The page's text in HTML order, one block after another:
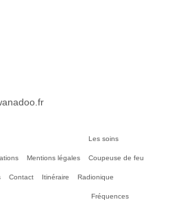
Mentions légales
Les soins
Coupeuse de feu
Contact Itinéraire Radionique
Fréquences